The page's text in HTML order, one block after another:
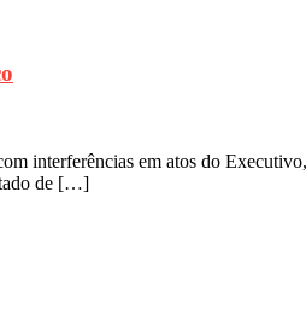
interferências em atos do
de […]